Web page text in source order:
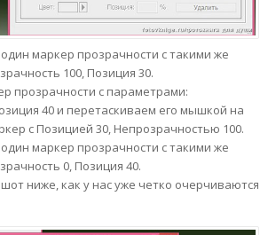
маркер прозрачности с такими же
100, Позиция 30.
прозрачности с параметрами:
40 и перетаскиваем его мышкой на
с Позицией 30, Непрозрачностью 100.
маркер прозрачности с такими же
0, Позиция 40.
ниже, как у нас уже четко очерчиваются